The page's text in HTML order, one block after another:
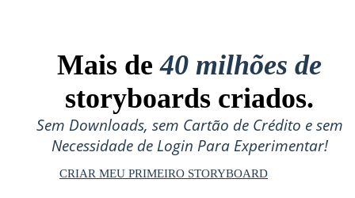
Mais de40 milhões de
storyboards criados.
Sem Downloads, sem Cartão de Crédito e sem
Necessidade de Login Para Experimentar!
CRIAR MEU PRIMEIRO STORYBOARD